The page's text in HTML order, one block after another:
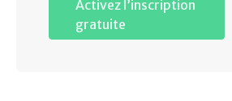
Activez l’inscription
gratuite